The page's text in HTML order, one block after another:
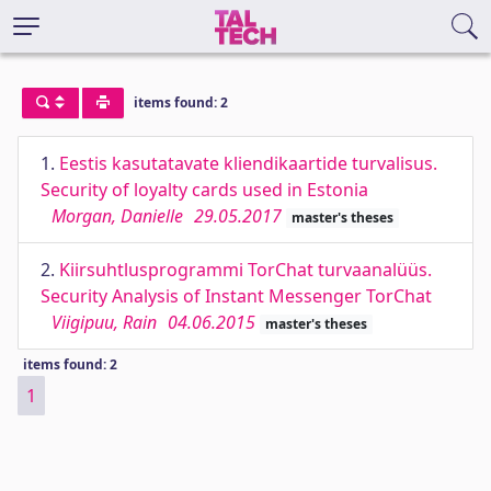
items found: 2
1. Eestis kasutatavate kliendikaartide turvalisus.
Security of loyalty cards used in Estonia
Morgan, Danielle 29.05.2017 master's theses
2. Kiirsuhtlusprogrammi TorChat turvaanalüüs.
Security Analysis of Instant Messenger TorChat
Viigipuu, Rain 04.06.2015 master's theses
items found: 2
1